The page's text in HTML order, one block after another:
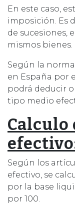
En este caso,
imposición. Es
de sucesiones,
mismos bienes.
Según la
en España por
podrá deducir
tipo medio
Calculo
Según los
efectivo, se
por la base
por 100.